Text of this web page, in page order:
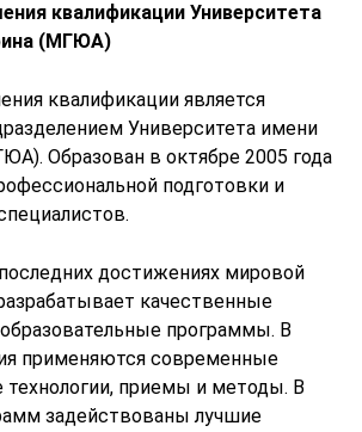
квалификации Университета
(МГЮА)
квалификации является
Университета имени
Образован в октябре 2005 года
подготовки и
достижениях мировой
качественные
программы. В
применяются современные
технологии, приемы и методы. В
задействованы лучшие